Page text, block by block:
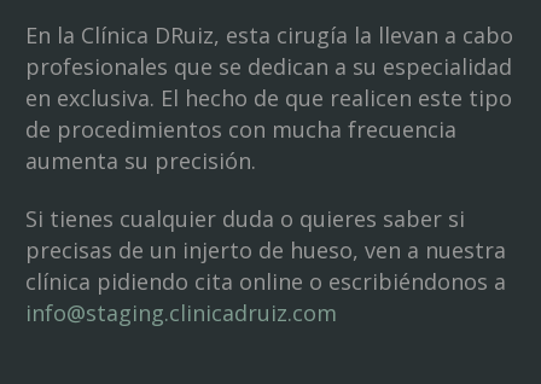
En la Clínica DRuiz, esta cirugía la llevan a cabo
profesionales que se dedican a su especialidad
en exclusiva. El hecho de que realicen este tipo
de procedimientos con mucha frecuencia
aumenta su precisión.
Si tienes cualquier duda o quieres saber si
precisas de un injerto de hueso, ven a nuestra
clínica pidiendo cita online o escribiéndonos a
info@staging.clinicadruiz.com